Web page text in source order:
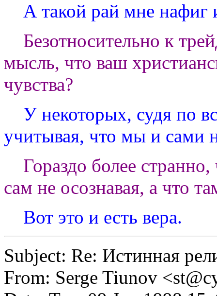
А такой рай мне нафиг
Безотносительно к
мысль, что ваш
чувства?
У некоторых, судя по
учитывая, что мы и сами
Гораздо более странно,
сам не осознавая, а что
Вот это и есть вера.
Subject: Re: Истинная
From: Serge Tiunov <